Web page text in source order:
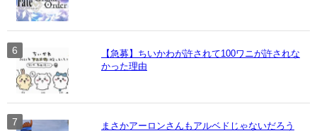
【急募】ちいかわが許されて100ワニが許されな
かった理由
まさかアーロンさんもアルベドじゃないだろう